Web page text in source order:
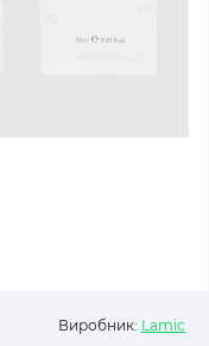
Виробник: Lamic